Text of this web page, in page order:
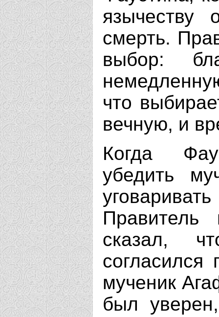
язычеству
смерть.
выбор:
что
вечную, и
Когда
убедить
сказал,
согласился
мученик
был